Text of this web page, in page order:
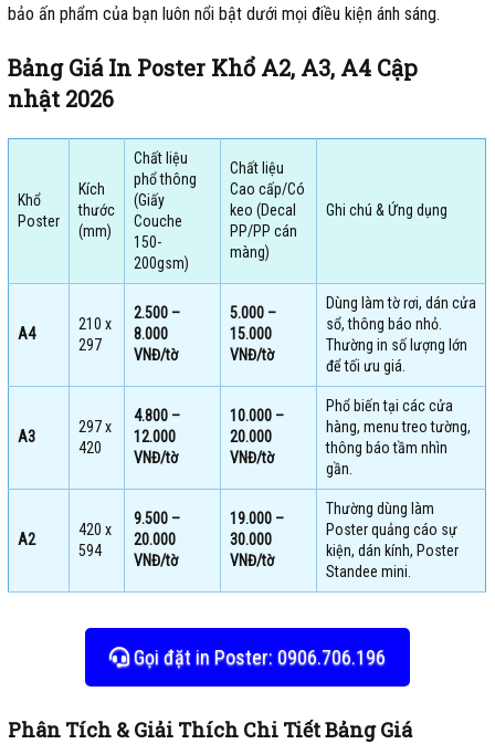
bảo ấn phẩm của bạn luôn nổi bật dưới mọi điều kiện ánh sáng.
Bảng Giá In Poster Khổ A2, A3, A4 Cập
nhật 2026
Khổ
Poster
Kích
thước
(mm)
Chất liệu
phổ thông
(Giấy
Couche
150-
200gsm)
Chất liệu
Cao cấp/Có
keo (Decal
PP/PP cán
màng)
Ghi chú & Ứng dụng
A4
210 x
297
2.500 –
8.000
VNĐ/tờ
5.000 –
15.000
VNĐ/tờ
Dùng làm tờ rơi, dán cửa
sổ, thông báo nhỏ.
Thường in số lượng lớn
để tối ưu giá.
A3
297 x
420
4.800 –
12.000
VNĐ/tờ
10.000 –
20.000
VNĐ/tờ
Phổ biến tại các cửa
hàng, menu treo tường,
thông báo tầm nhìn
gần.
A2
420 x
594
9.500 –
20.000
VNĐ/tờ
19.000 –
30.000
VNĐ/tờ
Thường dùng làm
Poster quảng cáo sự
kiện, dán kính, Poster
Standee mini.
Gọi đặt in Poster: 0906.706.196
Phân Tích & Giải Thích Chi Tiết Bảng Giá